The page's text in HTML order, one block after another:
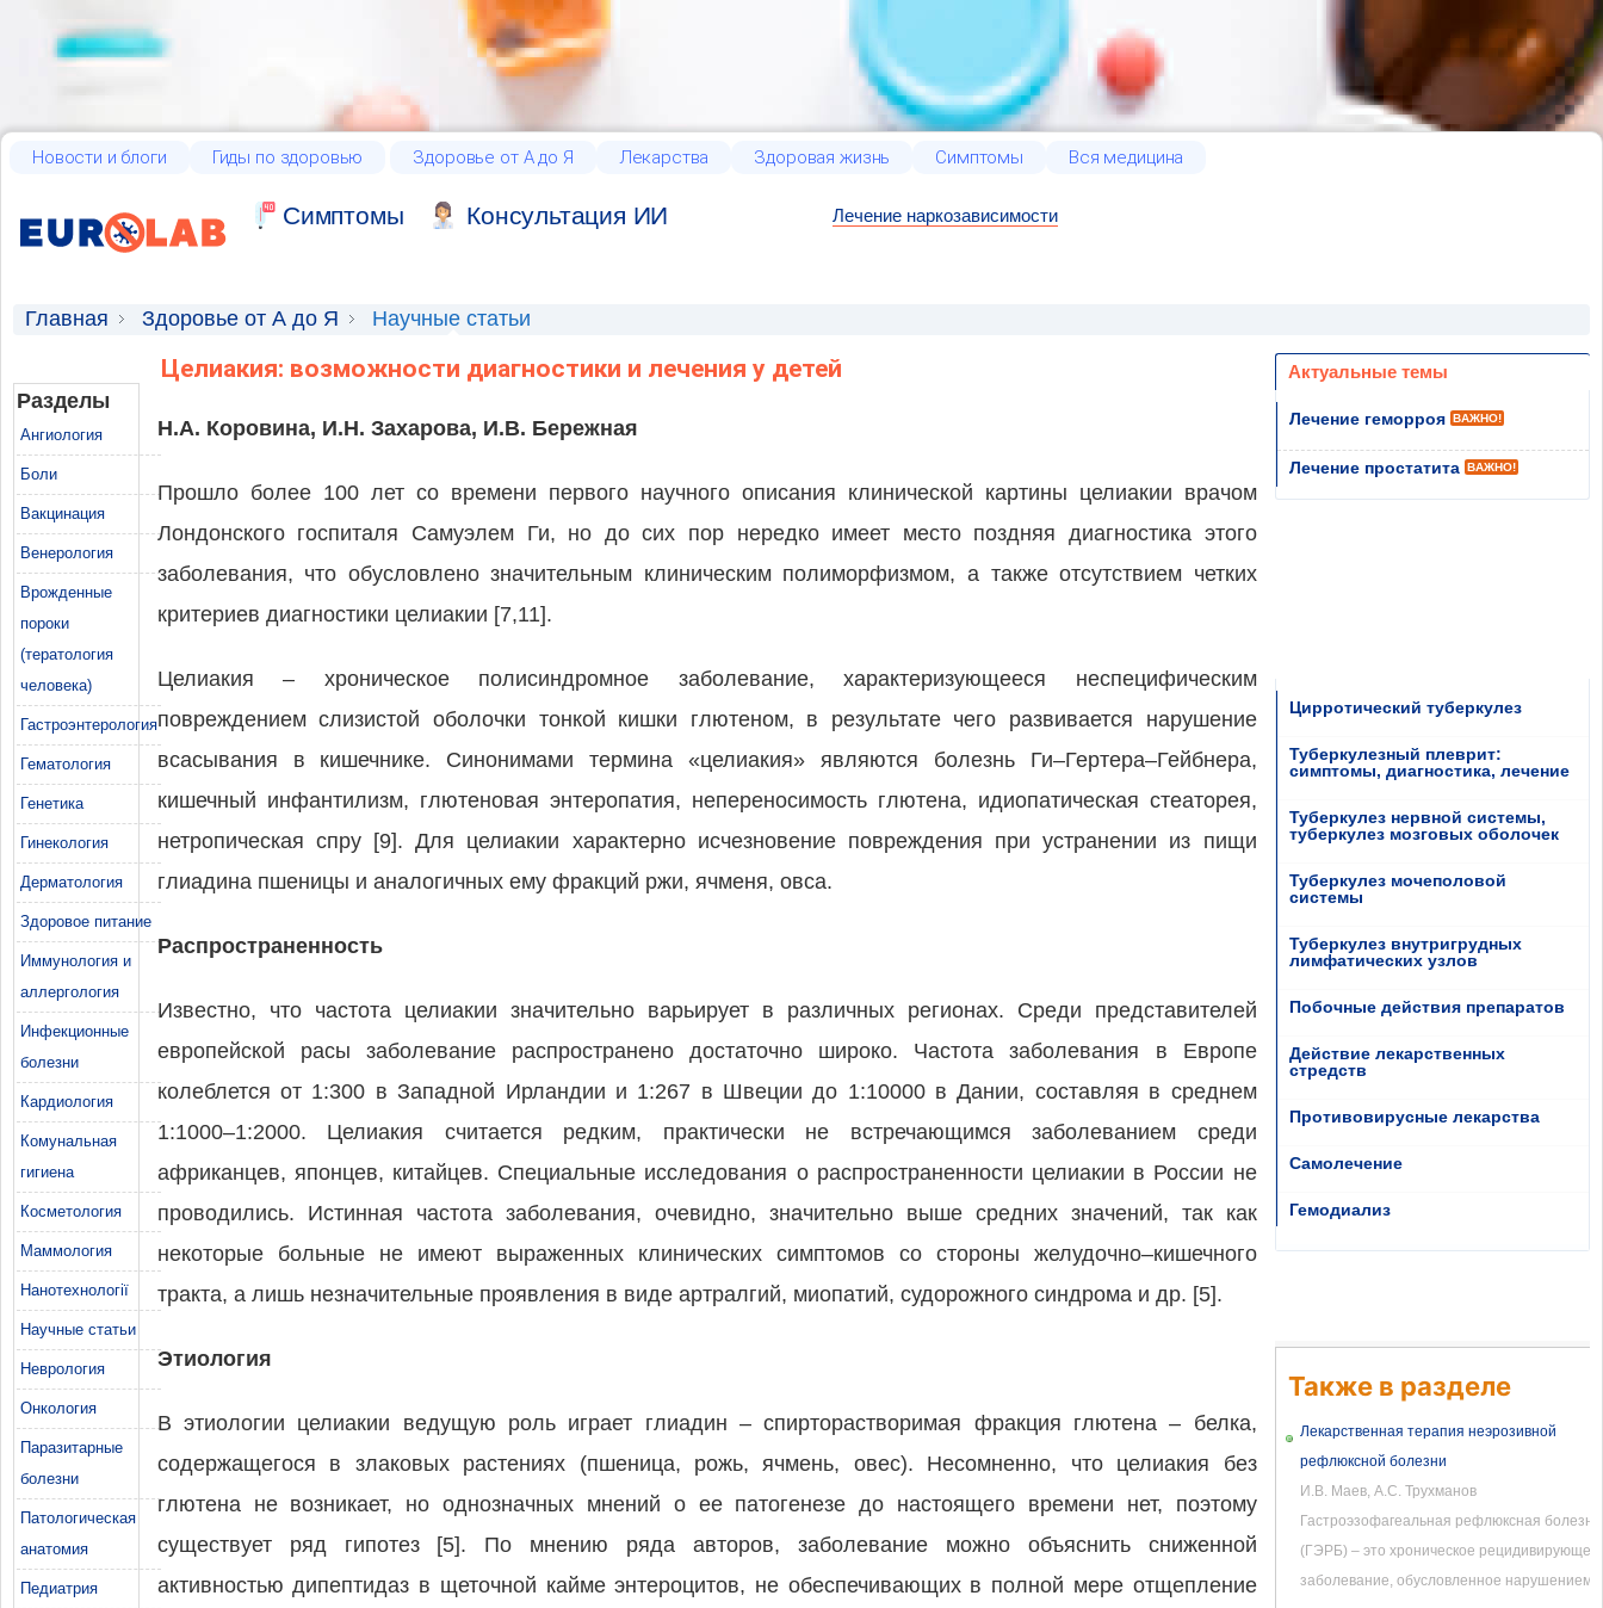
Новости и блоги Гиды по здоровью Здоровье от А до Я Лекарства Здоровая жизнь Симптомы Вся медицина
Cимптомы Консультация ИИ Лечение наркозависимости
Главная Здоровье от А до Я Научные статьи
Разделы
Ангиология
Боли
Вакцинация
Венерология
Врожденные
пороки
(тератология
человека)
Гастроэнтерология
Гематология
Генетика
Гинекология
Дерматология
Здоровое питание
Иммунология и
аллергология
Инфекционные
болезни
Кардиология
Комунальная
гигиена
Косметология
Маммология
Нанотехнології
Научные статьи
Неврология
Онкология
Паразитарные
болезни
Патологическая
анатомия
Педиатрия
Целиакия: возможности диагностики и лечения у детей
Н.А. Коровина, И.Н. Захарова, И.В. Бережная
Прошло более 100 лет со времени первого научного описания клинической картины целиакии врачом
Лондонского госпиталя Самуэлем Ги, но до сих пор нередко имеет место поздняя диагностика этого
заболевания, что обусловлено значительным клиническим полиморфизмом, а также отсутствием четких
критериев диагностики целиакии [7,11].
Целиакия – хроническое полисиндромное заболевание, характеризующееся неспецифическим
повреждением слизистой оболочки тонкой кишки глютеном, в результате чего развивается нарушение
всасывания в кишечнике. Синонимами термина «целиакия» являются болезнь Ги–Гертера–Гейбнера,
кишечный инфантилизм, глютеновая энтеропатия, непереносимость глютена, идиопатическая стеаторея,
нетропическая спру [9]. Для целиакии характерно исчезновение повреждения при устранении из пищи
глиадина пшеницы и аналогичных ему фракций ржи, ячменя, овса.
Распространенность
Известно, что частота целиакии значительно варьирует в различных регионах. Среди представителей
европейской расы заболевание распространено достаточно широко. Частота заболевания в Европе
колеблется от 1:300 в Западной Ирландии и 1:267 в Швеции до 1:10000 в Дании, составляя в среднем
1:1000–1:2000. Целиакия считается редким, практически не встречающимся заболеванием среди
африканцев, японцев, китайцев. Специальные исследования о распространенности целиакии в России не
проводились. Истинная частота заболевания, очевидно, значительно выше средних значений, так как
некоторые больные не имеют выраженных клинических симптомов со стороны желудочно–кишечного
тракта, а лишь незначительные проявления в виде артралгий, миопатий, судорожного синдрома и др. [5].
Этиология
В этиологии целиакии ведущую роль играет глиадин – спирторастворимая фракция глютена – белка,
содержащегося в злаковых растениях (пшеница, рожь, ячмень, овес). Несомненно, что целиакия без
глютена не возникает, но однозначных мнений о ее патогенезе до настоящего времени нет, поэтому
существует ряд гипотез [5]. По мнению ряда авторов, заболевание можно объяснить сниженной
активностью дипептидаз в щеточной кайме энтероцитов, не обеспечивающих в полной мере отщепление
Актуальные темы
Лечение геморроя ВАЖНО!
Лечение простатита ВАЖНО!
Цирротический туберкулез
Туберкулезный плеврит:
симптомы, диагностика, лечение
Туберкулез нервной системы,
туберкулез мозговых оболочек
Туберкулез мочеполовой
системы
Туберкулез внутригрудных
лимфатических узлов
Побочные действия препаратов
Действие лекарственных
стредств
Противовирусные лекарства
Самолечение
Гемодиализ
Также в разделе
Лекарственная терапия неэрозивной
рефлюксной болезни
И.В. Маев, А.С. Трухманов
Гастроэзофагеальная рефлюксная болезнь
(ГЭРБ) – это хроническое рецидивирующее
заболевание, обусловленное нарушением...